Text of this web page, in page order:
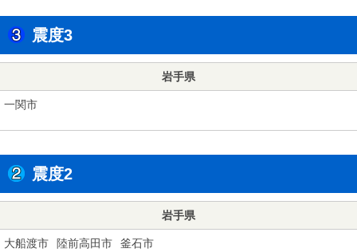
震度3
岩手県
一関市
震度2
岩手県
大船渡市 陸前高田市 釜石市